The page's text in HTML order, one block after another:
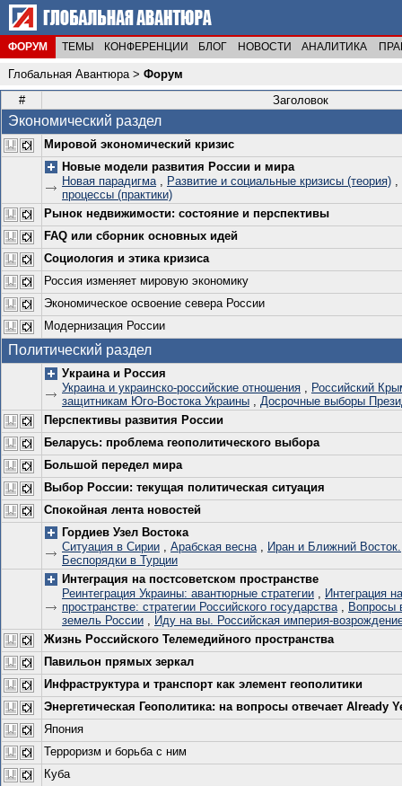
ФОРУМ ТЕМЫ КОНФЕРЕНЦИИ БЛОГ НОВОСТИ АНАЛИТИКА
Глобальная Авантюра> Форум
#
Заголовок
Экономический раздел
Мировой экономический кризис
Новые модели развития России и мира
Новая парадигма, Развитие и социальные кризисы (теория) ,
процессы (практики)
Рынок недвижимости: состояние и перспективы
FAQ или сборник основных идей
Социология и этика кризиса
Россия изменяет мировую экономику
Экономическое освоение севера России
Модернизация России
Политический раздел
Украина и Россия
Украина и украинско-российские отношения , Российский
защитникам Юго-Востока Украины , Досрочные выборы
Перспективы развития России
Беларусь: проблема геополитического выбора
Большой передел мира
Выбор России: текущая политическая ситуация
Спокойная лента новостей
Гордиев Узел Востока
Ситуация в Сирии , Арабская весна, Иран и Ближний Восток.
Беспорядки в Турции
Интеграция на постсоветском пространстве
Реинтеграция Украины: авантюрные стратегии , Интеграция
пространстве: стратегии Российского государства, Вопросы
земель России , Иду на вы. Российская империя-
Жизнь Российского Телемедийного пространства
Павильон прямых зеркал
Инфраструктура и транспорт как элемент геополитики
Энергетическая Геополитика: на вопросы отвечает Already
Япония
Терроризм и борьба с ним
Куба